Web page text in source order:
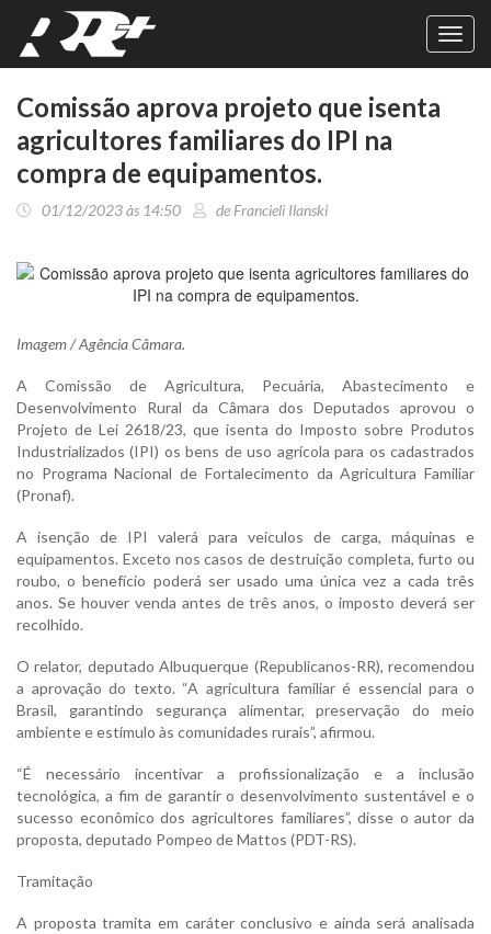
Comissão aprova projeto que isenta
agricultores familiares do IPI na
compra de equipamentos.
01/12/2023 às 14:50 de Francieli Ilanski
Imagem / Agência Câmara.
A Comissão de Agricultura, Pecuária, Abastecimento e
Desenvolvimento Rural da Câmara dos Deputados aprovou o
Projeto de Lei 2618/23, que isenta do Imposto sobre Produtos
Industrializados (IPI) os bens de uso agrícola para os cadastrados
no Programa Nacional de Fortalecimento da Agricultura Familiar
(Pronaf).
A isenção de IPI valerá para veículos de carga, máquinas e
equipamentos. Exceto nos casos de destruição completa, furto ou
roubo, o benefício poderá ser usado uma única vez a cada três
anos. Se houver venda antes de três anos, o imposto deverá ser
recolhido.
O relator, deputado Albuquerque (Republicanos-RR), recomendou
a aprovação do texto. “A agricultura familiar é essencial para o
Brasil, garantindo segurança alimentar, preservação do meio
ambiente e estímulo às comunidades rurais”, afirmou.
“É necessário incentivar a profissionalização e a inclusão
tecnológica, a fim de garantir o desenvolvimento sustentável e o
sucesso econômico dos agricultores familiares”, disse o autor da
proposta, deputado Pompeo de Mattos (PDT-RS).
Tramitação
A proposta tramita em caráter conclusivo e ainda será analisada